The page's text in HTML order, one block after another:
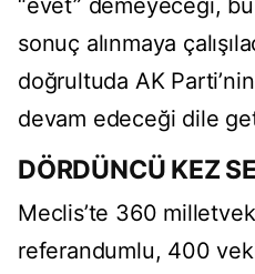
“evet” demeyeceği,
sonuç alınmaya
doğrultuda AK
devam edeceği dile
DÖRDÜNCÜ KEZ
Meclis’te 360
referandumlu, 400